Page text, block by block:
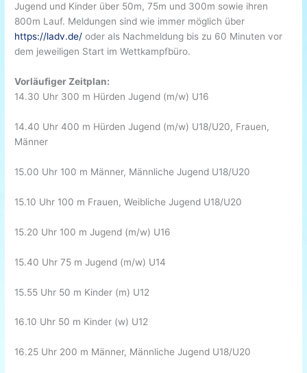
Jugend und Kinder über 50m, 75m und 300m sowie ihren
800m Lauf. Meldungen sind wie immer möglich über
https://ladv.de/oder als Nachmeldung bis zu 60 Minuten vor
dem jeweiligen Start im Wettkampfbüro.
Vorläufiger Zeitplan:
14.30 Uhr 300 m Hürden Jugend (m/w) U16
14.40 Uhr 400 m Hürden Jugend (m/w) U18/U20, Frauen,
Männer
15.00 Uhr 100 m Männer, Männliche Jugend U18/U20
15.10 Uhr 100 m Frauen, Weibliche Jugend U18/U20
15.20 Uhr 100 m Jugend (m/w) U16
15.40 Uhr 75 m Jugend (m/w) U14
15.55 Uhr 50 m Kinder (m) U12
16.10 Uhr 50 m Kinder (w) U12
16.25 Uhr 200 m Männer, Männliche Jugend U18/U20